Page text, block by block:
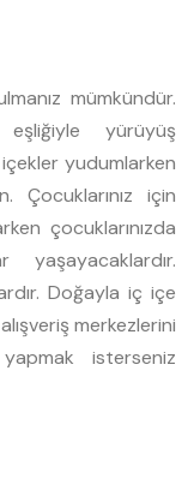
mümkündür.
yürüyüş
yudumlarken
Çocuklarınız için
çocuklarınızda
Doğayla iç içe
merkezlerini
isterseniz